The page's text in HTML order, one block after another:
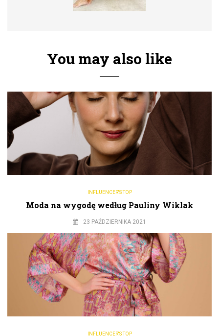
You may also like
INFLUENCER'S TOP
Moda na wygodę według Pauliny Wiklak
23 PAŹDZIERNIKA 2021
INFLUENCER'S TOP